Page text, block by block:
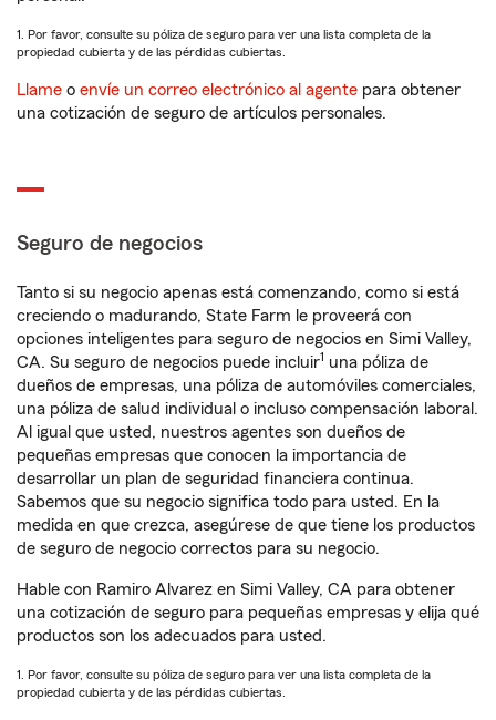
1. Por favor, consulte su póliza de seguro para ver una lista completa de la
propiedad cubierta y de las pérdidas cubiertas.
Llame o envíe un correo electrónico al agente para obtener
una cotización de seguro de artículos personales.
Seguro de negocios
Tanto si su negocio apenas está comenzando, como si está
creciendo o madurando, State Farm le proveerá con
opciones inteligentes para seguro de negocios en Simi Valley,
CA. Su seguro de negocios puede incluir1 una póliza de
dueños de empresas, una póliza de automóviles comerciales,
una póliza de salud individual o incluso compensación laboral.
Al igual que usted, nuestros agentes son dueños de
pequeñas empresas que conocen la importancia de
desarrollar un plan de seguridad financiera continua.
Sabemos que su negocio significa todo para usted. En la
medida en que crezca, asegúrese de que tiene los productos
de seguro de negocio correctos para su negocio.
Hable con Ramiro Alvarez en Simi Valley, CA para obtener
una cotización de seguro para pequeñas empresas y elija qué
productos son los adecuados para usted.
1. Por favor, consulte su póliza de seguro para ver una lista completa de la
propiedad cubierta y de las pérdidas cubiertas.